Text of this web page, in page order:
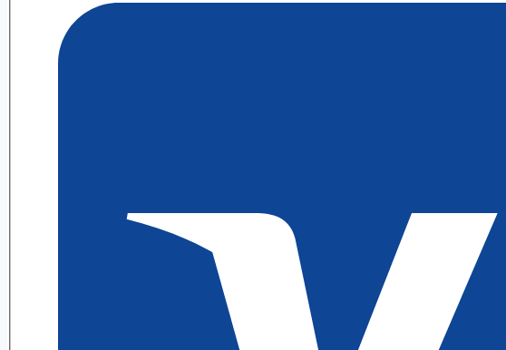
Вариант